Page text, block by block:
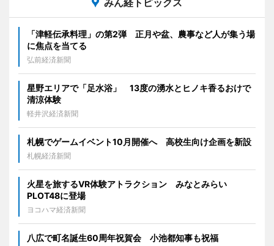
「津軽伝承料理」の第2弾 正月や盆、農事など人が集う場
に焦点を当てる
弘前経済新聞
星野エリアで「足水浴」 13度の湧水とヒノキ香るおけで
清涼体験
軽井沢経済新聞
札幌でゲームイベント10月開催へ 高校生向け企画を新設
札幌経済新聞
火星を旅するVR体験アトラクション みなとみらい
PLOT48に登場
ヨコハマ経済新聞
八広で町名誕生60周年祝賀会 小池都知事も祝福